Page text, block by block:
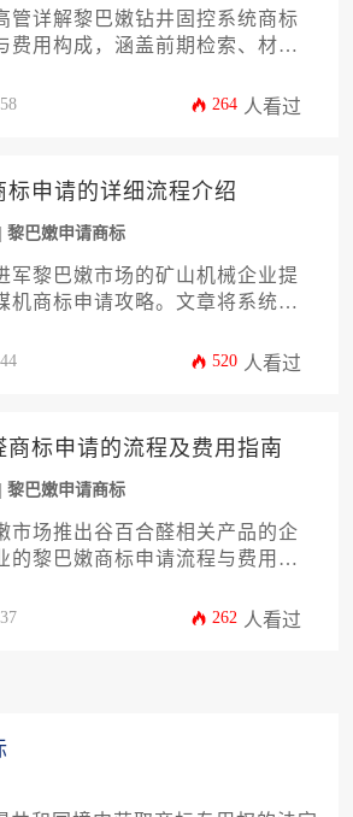
管详解黎巴嫩钻井固控系统商标
费用构成，涵盖前期检索、材料
操建议，帮助企业规避风险并高
264 人看过
标申请的详细流程介绍
黎巴嫩申请商标
军黎巴嫩市场的矿山机械企业提
机商标申请攻略。文章将系统解
再到成功注册后的权利维护，覆
常遇陷阱提供专业对策。通过本
把握黎巴嫩商标申请的核心要
，为品牌资产在海外市场的稳固
520 人看过
商标申请的流程及费用指南
黎巴嫩申请商标
市场推出谷百合醛相关产品的企
的黎巴嫩商标申请流程与费用构
交审查到最终注册的全过程，并
奠定坚实基础。
262 人看过